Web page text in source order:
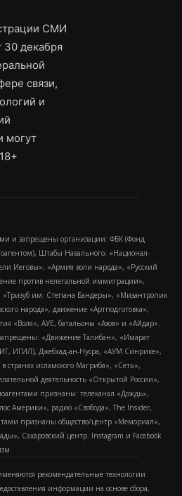
СМИ
декабря
связи,
и
могут
и запрещены организации: ФБК (Фонд
Штабы Навального, «Национал-
Иеговы», «Армия воли народа», «Русский
против нелегальной иммиграции»,
им. Степана Бандеры», «Мизантропик
народа», движение «Артподготовка»,
«Воля», АУЕ, батальоны «Азов» и «Айдар».
«Движение Талибан», «Имарат
(ИГ, ИГИЛ), Джебхад-ан-Нусра, «АУМ Синрике»,
странах исламского Магриба», «Сеть»,
деятельность «Открытой России»,
признаны: телеканал «Дождь»,
Америки», радио «Свобода», The Insider,
признаны общество/центр «Мемориал»,
Сахаровский центр. Instagram и Facebook
рекомендательные технологии
информации на основе сбора,